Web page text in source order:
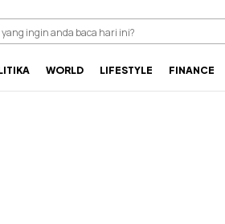
WORLD LIFESTYLE FINANCE